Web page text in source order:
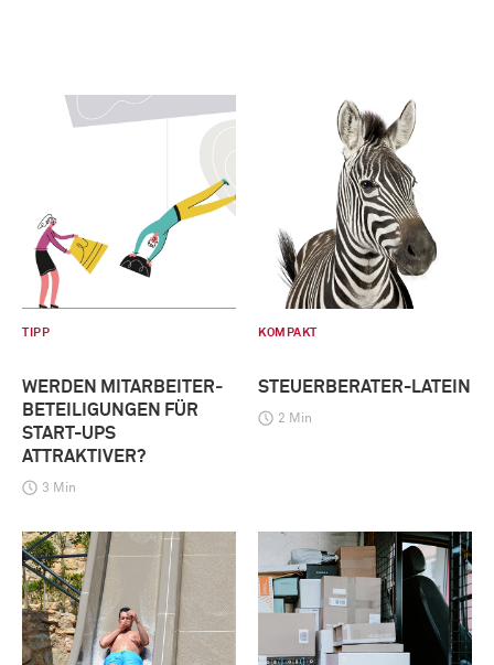
TIPP
WERDEN MITARBEITER­
BETEILIGUNGEN FÜR
START-UPS
ATTRAKTIVER?
3 Min
KOMPAKT
STEUERBERATER-LATEIN
2 Min